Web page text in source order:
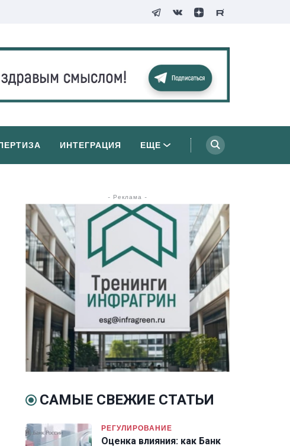
ИНТЕГРАЦИЯ ЕЩЕ
- Реклама -
САМЫЕ СВЕЖИЕ СТАТЬИ
РЕГУЛИРОВАНИЕ
Оценка влияния: как Банк